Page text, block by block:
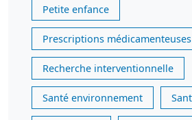
Petite enfance
Prescriptions médicamenteuses
Recherche interventionnelle
Santé environnement